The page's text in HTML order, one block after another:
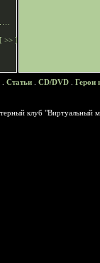
>> ]
Статьи CD/DVD Герои
клуб "Виртуальный